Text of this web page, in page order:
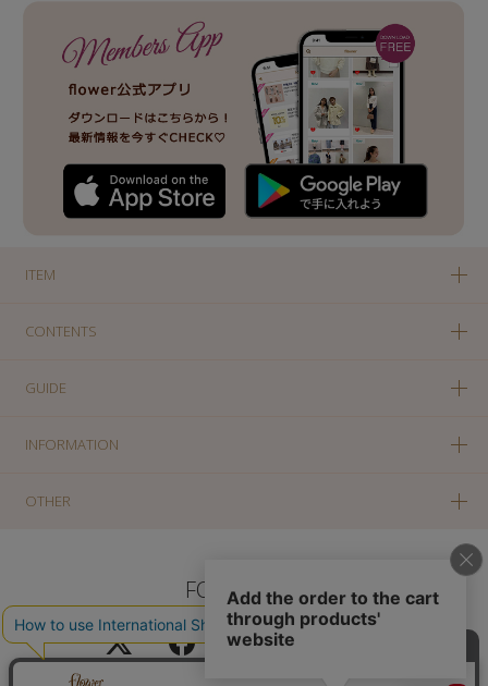
ITEM
CONTENTS
GUIDE
INFORMATION
OTHER
FOLLOW US